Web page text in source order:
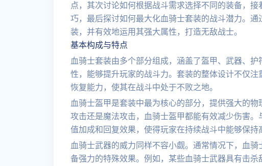
点，其次讨论如何根据战斗需求选择不同的装备，
巧，最后探讨如何最大化血骑士套装的战斗潜力。
装，并有效地运用其强大属性，打造无敌战士。
基本构成与特点
血骑士套装由多个部分组成，涵盖了盔甲、武器、
性，能够提升玩家的战斗力。套装的整体设计不仅
恢复能力，使其在战斗中处于不败之地。
血骑士盔甲是套装中最为核心的部分，提供强大的
攻击还是魔法攻击，血骑士盔甲都能有效减少伤害
值加成和回复效果，使得玩家在持续战斗中能够保持
血骑士武器的威力同样不容小觑。通常情况下，血
备强力的特殊效果。例如，某些血骑士武器具有击